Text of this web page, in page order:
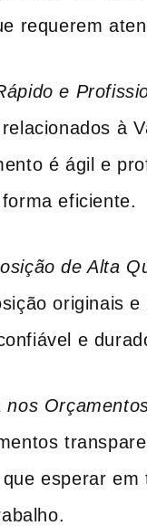
requerem
e
à
é ágil e
eficiente.
de Alta
originais
e
nos
esperar